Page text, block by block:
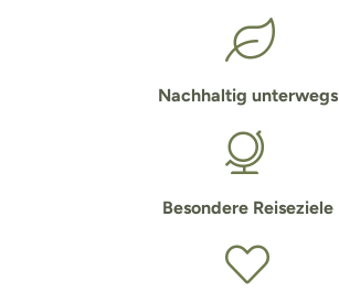
Nachhaltig unterwegs
Besondere Reiseziele